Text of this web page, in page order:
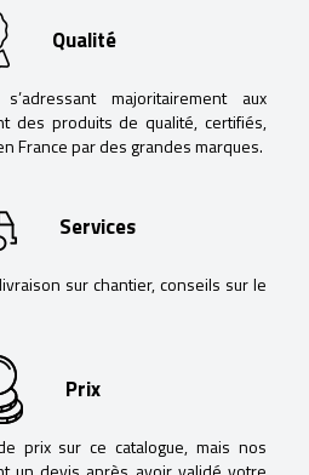
Qualité
majoritairement aux
des produits de qualité, certifiés,
France par des grandes marques.
Services
sur chantier, conseils sur le
Prix
prix sur ce catalogue, mais nos